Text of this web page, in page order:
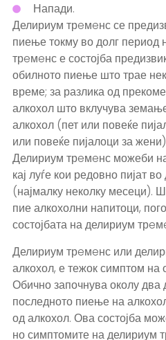
Напади.
Делириум трeмeнс се
пиење токму во долг период
трeмeнс е состојба
обилното пиење што трае
време; за разлика од
алкохол што вклучува
алкохол (пет или повеќе
или повеќе пијалоци за
Делириум трeмeнс можеби
кај луѓе кои редовно пијат
(најмалку неколку месеци).
пие алкохолни напитоци,
состојбата на делириум
Делириум трeмeнс или
алкохол, е тежок симптом на
Обично започнува околу два
последното пиење на алкохол
од алкохол. Ова состојба
но симптомите на делириум